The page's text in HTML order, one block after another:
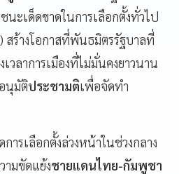
นะเด็ดขาดในการเลือกตั้งทั่วไป
สร้างโอกาสที่พันธมิตรรัฐบาลที่
วลาการเมืองที่ไม่มั่นคงยาวนาน
นุมัติประชามติเพื่อจัดทำ
การเลือกตั้งล่วงหน้าในช่วงกลาง
ามขัดแย้งชายแดนไทย-กัมพูชา